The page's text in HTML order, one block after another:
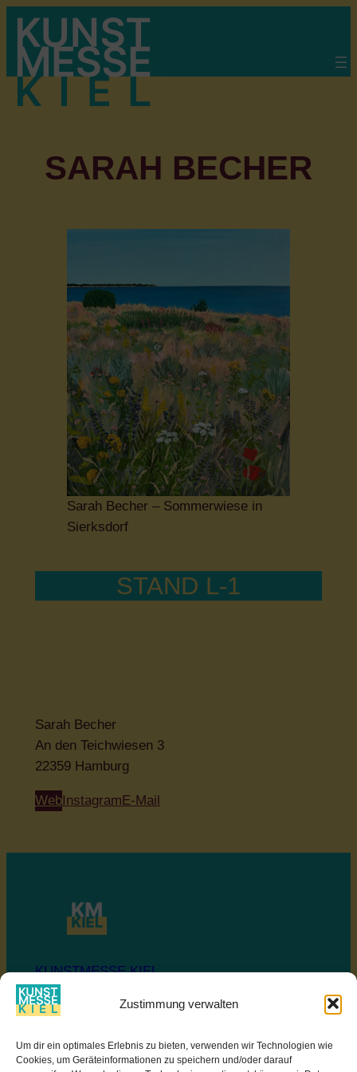
Zustimmung verwalten
Um dir ein optimales Erlebnis zu bieten, verwenden wir Technologien wie
Cookies, um Geräteinformationen zu speichern und/oder darauf
Zum
Inhalt
springen
SARAH BECHER
Sarah Becher – Sommerwiese in
Sierksdorf
STAND L-1
Sarah Becher
An den Teichwiesen 3
22359 Hamburg
WebInstagramE-Mail
KUNSTMESSE KIEL
Ostseekai
SOZIALE MEDIEN